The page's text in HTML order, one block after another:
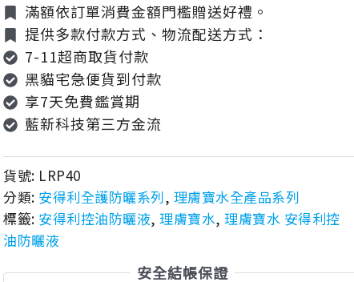
滿額依訂單消費金額門檻贈送好禮。
提供多款付款方式、物流配送方式：
7-11超商取貨付款
黑貓宅急便貨到付款
享7天免費鑑賞期
藍新科技第三方金流
貨號: LRP40
分類: 安得利全護防曬系列, 理膚寶水全產品系列
標籤: 安得利控油防曬液,理膚寶水,理膚寶水 安得利控
油防曬液
安全結帳保證